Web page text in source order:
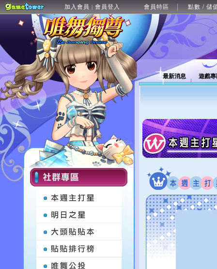
加入會員 | 會員登入 會員特區 點數 / 儲
最新消息 遊戲